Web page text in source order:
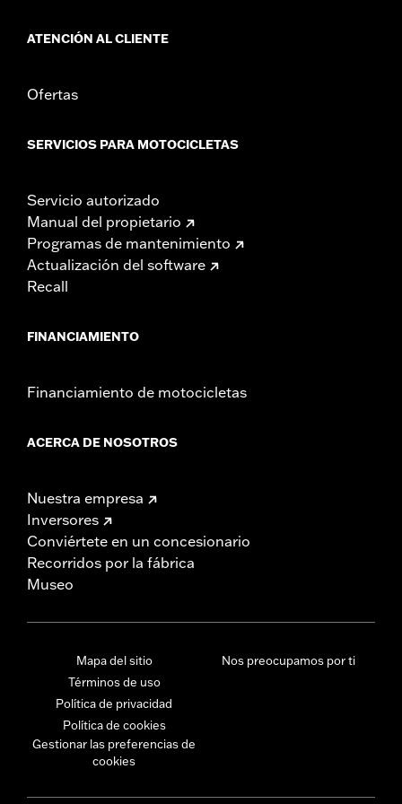
ATENCIÓN AL CLIENTE
Ofertas
SERVICIOS PARA MOTOCICLETAS
Servicio autorizado
Manual del propietario
Programas de mantenimiento
Actualización del software
Recall
FINANCIAMIENTO
Financiamiento de motocicletas
ACERCA DE NOSOTROS
Nuestra empresa
Inversores
Conviértete en un concesionario
Recorridos por la fábrica
Museo
Mapa del sitio
Términos de uso
Política de privacidad
Política de cookies
Gestionar las preferencias de
cookies
Nos preocupamos por ti